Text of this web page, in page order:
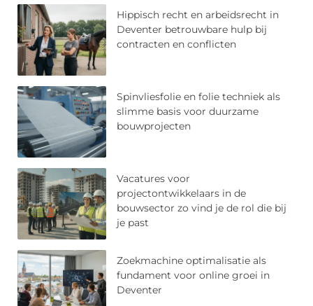
Hippisch recht en arbeidsrecht in
Deventer betrouwbare hulp bij
contracten en conflicten
Spinvliesfolie en folie techniek als
slimme basis voor duurzame
bouwprojecten
Vacatures voor
projectontwikkelaars in de
bouwsector zo vind je de rol die bij
je past
Zoekmachine optimalisatie als
fundament voor online groei in
Deventer